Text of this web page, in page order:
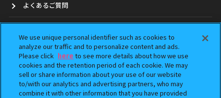
よくあるご質問
ガシャポンどこ？
アンケート
We use unique personal identifier such as cookies to
analyze our traffic and to personalize content and ads.
Please click here to see more details about how we use
cookies and the retention period of each cookie. We may
sell or share information about your use of our website
to/with our analytics and advertising partners, who may
combine it with other information that you have provided